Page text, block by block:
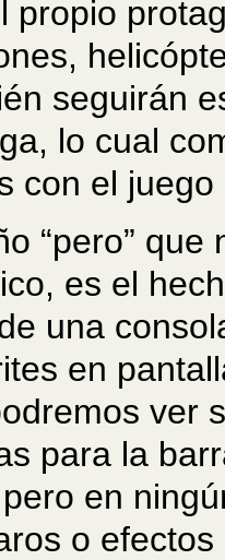
propio
seguirán
lo cual
con el
“pero”
es el
una
en
ver
para la
en
o